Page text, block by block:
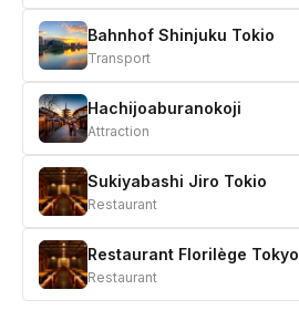
Bahnhof Shinjuku Tokio
Transport
Hachijoaburanokoji
Attraction
Sukiyabashi Jiro Tokio
Restaurant
Restaurant Florilège Tokyo
Restaurant